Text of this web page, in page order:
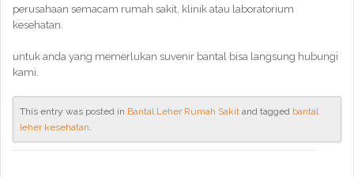
perusahaan semacam rumah sakit, klinik atau laboratorium
kesehatan.
untuk anda yang memerlukan suvenir bantal bisa langsung hubungi
kami.
This entry was posted in Bantal Leher Rumah Sakit and tagged bantal
leher kesehatan.